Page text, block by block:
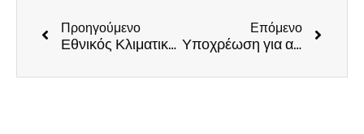
Προηγούμενο
Εθνικός Κλιματικός Νόμος – Υποχρεώσεις Επιχειρήσεων
Επόμενο
Υποχρέωση για αποδοχή πληρωμών IRIS από την 1-1-2024 – Νέοι υπόχρεοι για εγκατάσταση συστημάτων POS